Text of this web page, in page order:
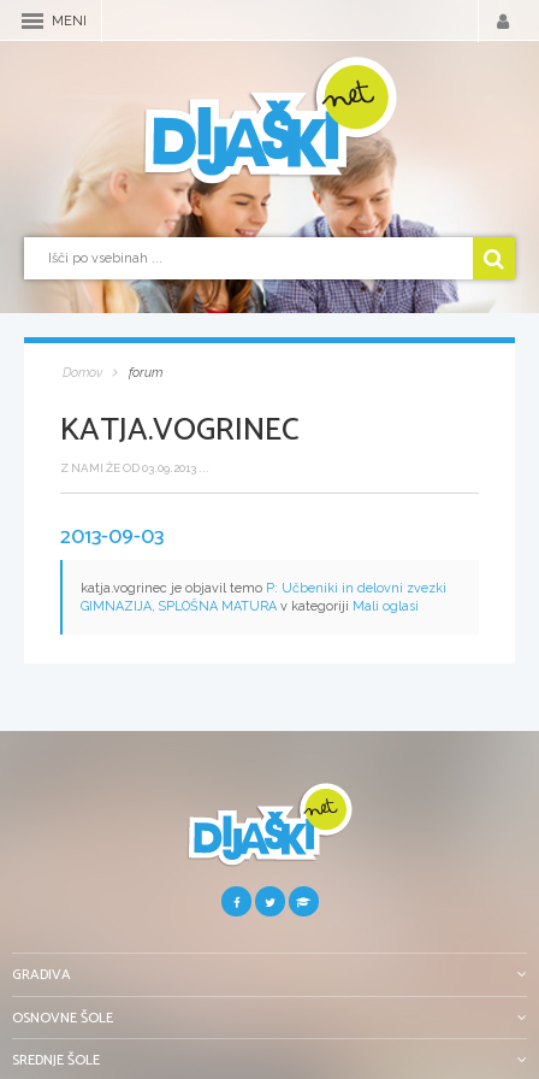
MENI
Domov forum
KATJA.VOGRINEC
Z NAMI ŽE OD 03.09.2013 ...
2013-09-03
katja.vogrinec je objavil temo P: Učbeniki in delovni zvezki
GIMNAZIJA, SPLOŠNA MATURA v kategoriji Mali oglasi
GRADIVA
OSNOVNE ŠOLE
SREDNJE ŠOLE